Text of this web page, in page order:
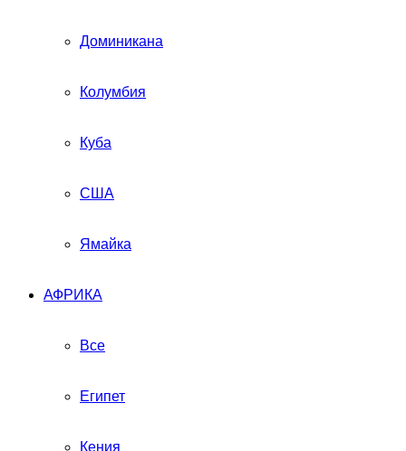
Доминикана
Колумбия
Куба
США
Ямайка
АФРИКА
Все
Египет
Кения